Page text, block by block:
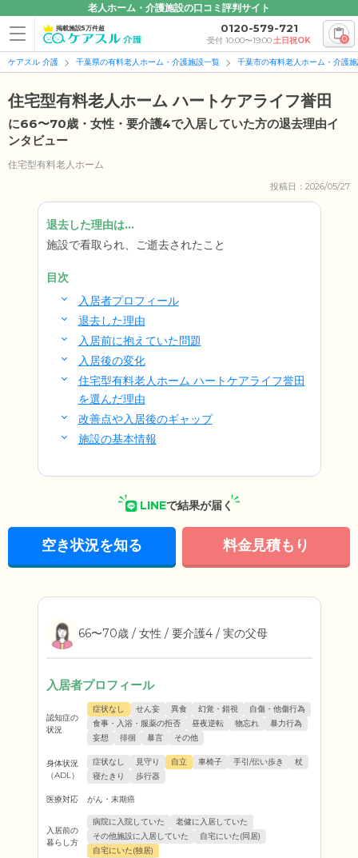
老人ホーム・介護施設の口コミ評判サイト
掲載施設5万件超 0120-579-721
受付 10:00〜19:00土日祝OK 0
ケアスル 介護 千葉県の有料老人ホーム・介護施設一覧 千葉市の有料老人ホーム・介護
住宅型有料老人ホーム ハートケアライフ誉田
に66〜70歳・女性・要介護4で入居していた方の退去理由イ
ンタビュー
住宅型有料老人ホーム
投稿日：2026/05/27
退去した理由は...
施設で看取られ、ご逝去されたこと
目次
入居者プロフィール
退去した理由
入居前に抱えていた問題
入居後の変化
住宅型有料老人ホーム ハートケアライフ誉田
を選んだ理由
改善点や入居後のギャップ
施設の基本情報
LINEで結果が届く
空き状況を知る 料金見積もり
66〜70歳 / 女性 / 要介護4 / 実の父母
入居者プロフィール
認知症の
状況
症状なし せん妄 異食 幻覚・錯視
自傷・他傷行為
食事・入浴・服薬の拒否
昼夜逆転 物忘れ
暴力行為
妄想
徘徊 暴言 その他
身体状況
（ADL）
症状なし 見守り 自立 車椅子 手引/伝い歩き
杖
寝たきり
歩行器
医療対応 がん・末期癌
入居前の
暮らし方
病院に入院していた
老健に入居していた
その他施設に入居していた
自宅にいた(同居)
自宅にいた(独居)